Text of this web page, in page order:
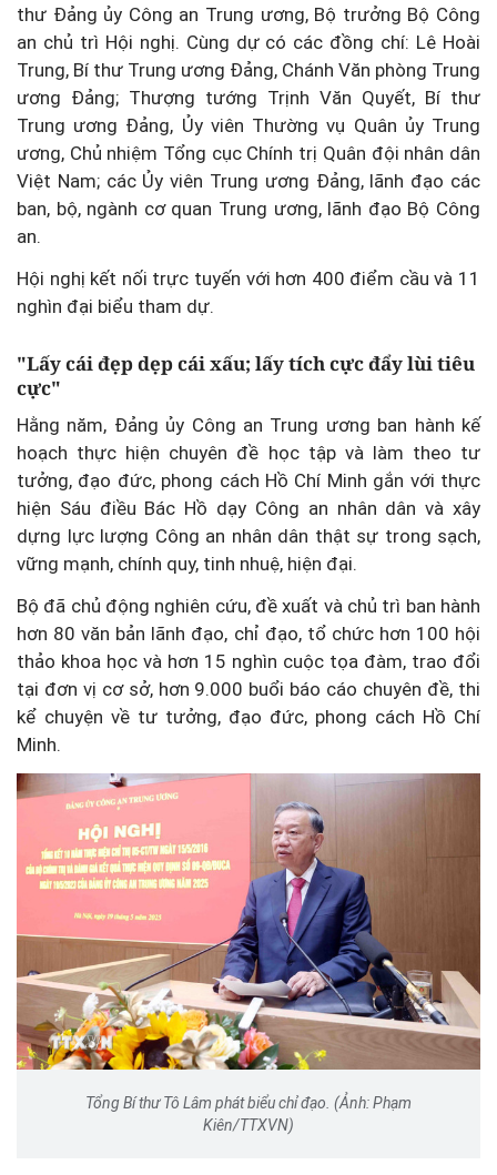
thư Đảng ủy Công an Trung ương, Bộ trưởng Bộ Công
an chủ trì Hội nghị. Cùng dự có các đồng chí: Lê Hoài
Trung, Bí thư Trung ương Đảng, Chánh Văn phòng Trung
ương Đảng; Thượng tướng Trịnh Văn Quyết, Bí thư
Trung ương Đảng, Ủy viên Thường vụ Quân ủy Trung
ương, Chủ nhiệm Tổng cục Chính trị Quân đội nhân dân
Việt Nam; các Ủy viên Trung ương Đảng, lãnh đạo các
ban, bộ, ngành cơ quan Trung ương, lãnh đạo Bộ Công
an.
Hội nghị kết nối trực tuyến với hơn 400 điểm cầu và 11
nghìn đại biểu tham dự.
"Lấy cái đẹp dẹp cái xấu; lấy tích cực đẩy lùi tiêu
cực"
Hằng năm, Đảng ủy Công an Trung ương ban hành kế
hoạch thực hiện chuyên đề học tập và làm theo tư
tưởng, đạo đức, phong cách Hồ Chí Minh gắn với thực
hiện Sáu điều Bác Hồ dạy Công an nhân dân và xây
dựng lực lượng Công an nhân dân thật sự trong sạch,
vững mạnh, chính quy, tinh nhuệ, hiện đại.
Bộ đã chủ động nghiên cứu, đề xuất và chủ trì ban hành
hơn 80 văn bản lãnh đạo, chỉ đạo, tổ chức hơn 100 hội
thảo khoa học và hơn 15 nghìn cuộc tọa đàm, trao đổi
tại đơn vị cơ sở, hơn 9.000 buổi báo cáo chuyên đề, thi
kể chuyện về tư tưởng, đạo đức, phong cách Hồ Chí
Minh.
Tổng Bí thư Tô Lâm phát biểu chỉ đạo. (Ảnh: Phạm
Kiên/TTXVN)